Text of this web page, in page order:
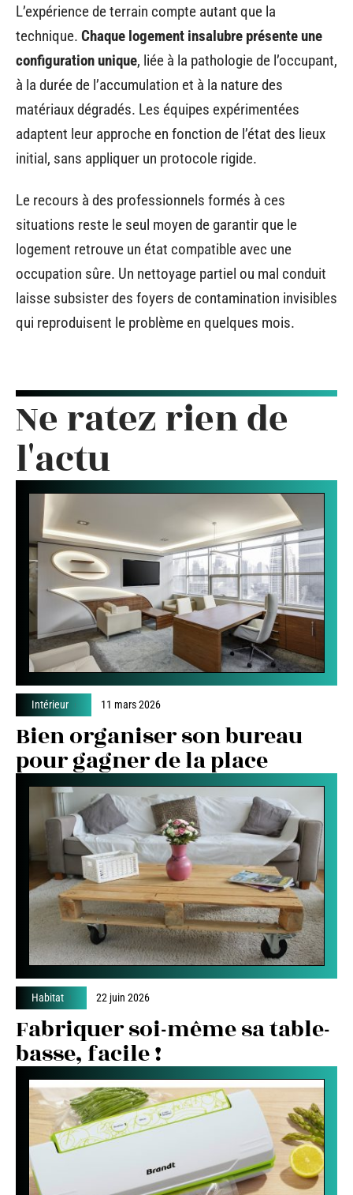
L’expérience de terrain compte autant que la
technique. Chaque logement insalubre présente une
configuration unique, liée à la pathologie de l’occupant,
à la durée de l’accumulation et à la nature des
matériaux dégradés. Les équipes expérimentées
adaptent leur approche en fonction de l’état des lieux
initial, sans appliquer un protocole rigide.
Le recours à des professionnels formés à ces
situations reste le seul moyen de garantir que le
logement retrouve un état compatible avec une
occupation sûre. Un nettoyage partiel ou mal conduit
laisse subsister des foyers de contamination invisibles
qui reproduisent le problème en quelques mois.
Ne ratez rien de
l'actu
Intérieur 11 mars 2026
Bien organiser son bureau
pour gagner de la place
Habitat 22 juin 2026
Fabriquer soi-même sa table-
basse, facile !